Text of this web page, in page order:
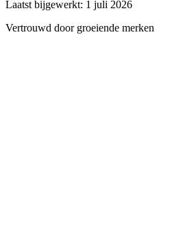
Laatst bijgewerkt: 1 juli 2026
Vertrouwd door groeiende merken